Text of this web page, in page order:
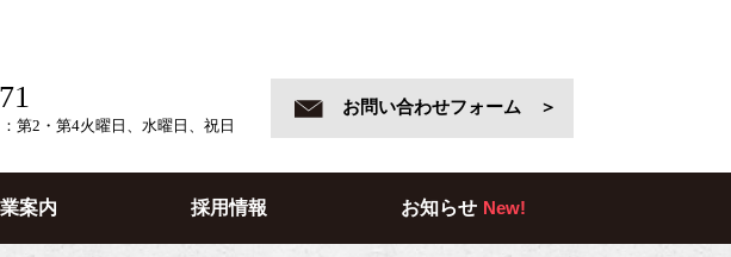
第2・第4火曜日、水曜日、祝日
お問い合わせフォーム ＞
案内 採用情報 お知らせ New!